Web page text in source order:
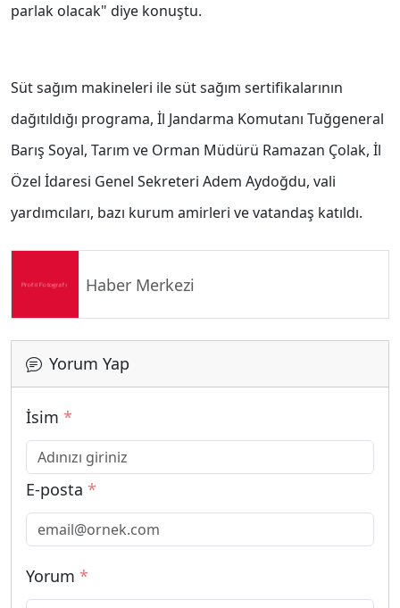
parlak olacak" diye konuştu.
Süt sağım makineleri ile süt sağım sertifikalarının
dağıtıldığı programa, İl Jandarma Komutanı Tuğgeneral
Barış Soyal, Tarım ve Orman Müdürü Ramazan Çolak, İl
Özel İdaresi Genel Sekreteri Adem Aydoğdu, vali
yardımcıları, bazı kurum amirleri ve vatandaş katıldı.
Haber Merkezi
Yorum Yap
İsim *
E-posta *
Yorum *